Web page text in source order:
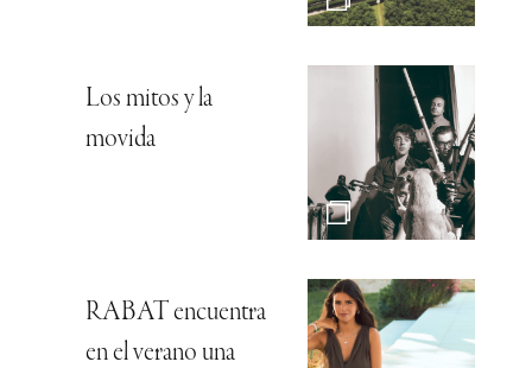
Los mitos y la
movida
RABAT encuentra
en el verano una